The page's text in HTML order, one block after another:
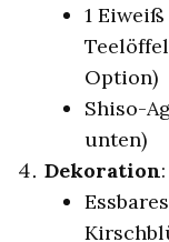
1
Option)
Shiso-
unten)
Dekoration: